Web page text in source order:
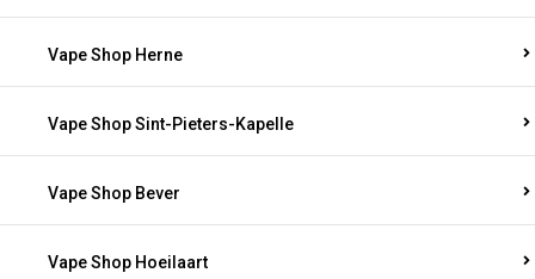
Vape Shop Herne
Vape Shop Sint-Pieters-Kapelle
Vape Shop Bever
Vape Shop Hoeilaart